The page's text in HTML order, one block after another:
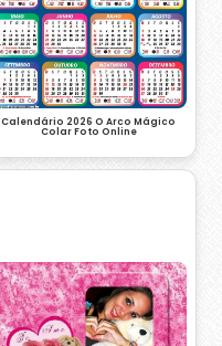
Calendário 2026 O Arco Mágico
Colar Foto Online